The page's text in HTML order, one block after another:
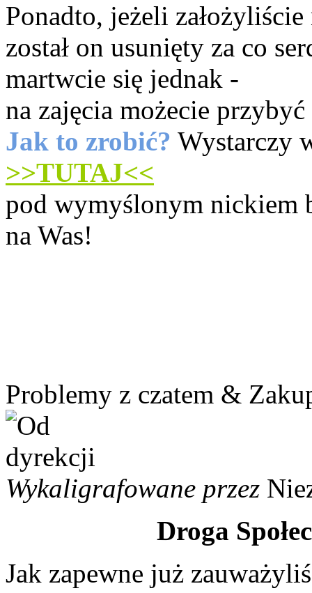
Ponadto, jeżeli
został on usunięty za co
martwcie się jednak -
na zajęcia możecie
Jak to zrobić? Wystarczy
>>TUTAJ<<
pod wymyślonym nickiem
na Was!
Problemy z czatem &
Wykaligrafowane przez
Droga
Jak zapewne już